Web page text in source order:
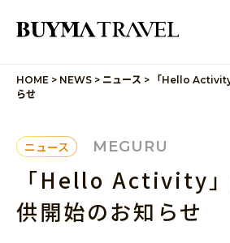
HOME > NEWS > ニュース >
「Hello
らせ
ニュース MEGURU
「Hello Activity
供開始のお知らせ